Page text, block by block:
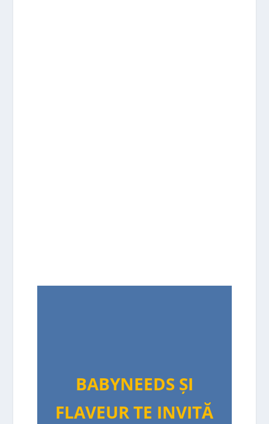
BABYNEEDS ȘI
FLAVEUR TE INVITĂ